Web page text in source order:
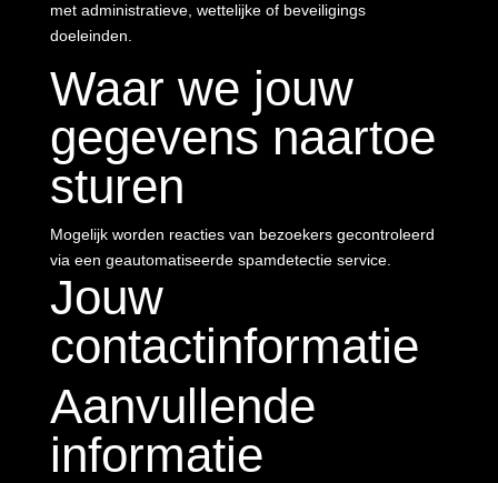
met administratieve, wettelijke of beveiligings
doeleinden.
Waar we jouw
gegevens naartoe
sturen
Mogelijk worden reacties van bezoekers gecontroleerd
via een geautomatiseerde spamdetectie service.
Jouw
contactinformatie
Aanvullende
informatie